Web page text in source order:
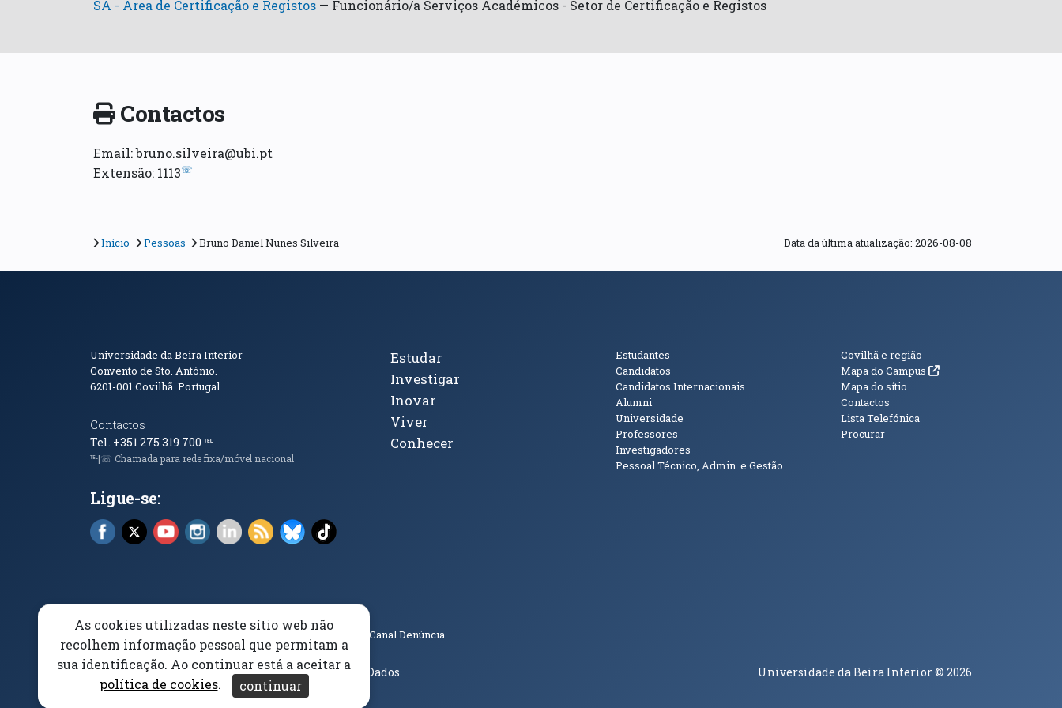
SA - Área de Certificação e Registos — Funcionário/a Serviços Académicos - Setor de Certificação e Registos
Contactos
Email: bruno.silveira@ubi.pt
Extensão: 1113☏
Início Pessoas Bruno Daniel Nunes Silveira Data da última atualização: 2026-08-08
Informações de Contacto
Universidade da Beira Interior
Convento de Sto. António.
6201-001Covilhã. Portugal.
Contactos
Tel. +351 275 319 700 ℡
℡|☏ Chamada para rede fixa/móvel nacional
Ligue-se:
Facebook (abre em nova janela)
X (abre em nova janela)
YouTube (abre em nova janela)
Instagram (abre em nova janela)
LinkedIn (abre em nova janela)
RSS (abre em nova janela)
Bluesky (abre em nova janela)
TikTok (abre em nova janela)
Tópicos Principais
Estudar
Investigar
Inovar
Viver
Conhecer
Públicos
Estudantes
Candidatos
Candidatos Internacionais
Alumni
Universidade
Professores
Investigadores
Pessoal Técnico, Admin. e Gestão
Informações
Covilhã e região
Mapa do Campus (abre em nova janela)
Mapa do sítio
Contactos
Lista Telefónica
Procurar
(abre em nova janela)
Canal Denúncia
Acessibilidade Aviso/Privacidade Proteção de Dados Universidade da Beira Interior© 2026
As cookies utilizadas neste sítio web não
recolhem informação pessoal que permitam a
sua identificação. Ao continuar está a aceitar a
política de cookies. continuar